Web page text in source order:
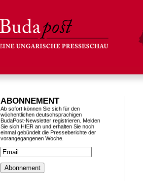
ABONNEMENT
Ab sofort können Sie sich für den
wöchentlichen deutschsprachigen
BudaPost-Newsletter registrieren. Melden
Sie sich HIER an und erhalten Sie noch
einmal gebündelt die Presseberichte der
vorangegangenen Woche.